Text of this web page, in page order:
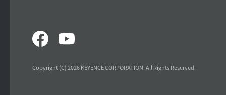
Copyright (C) 2026 KEYENCE CORPORATION. All Rights Reserved.